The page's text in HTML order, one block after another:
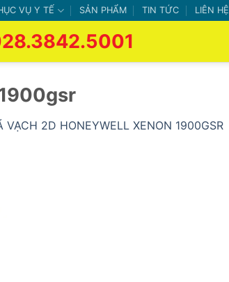
VỤ Y TẾ SẢN PHẨM TIN TỨC LIÊN HỆ
VẠCH 2D HONEYWELL XENON 1900GSR